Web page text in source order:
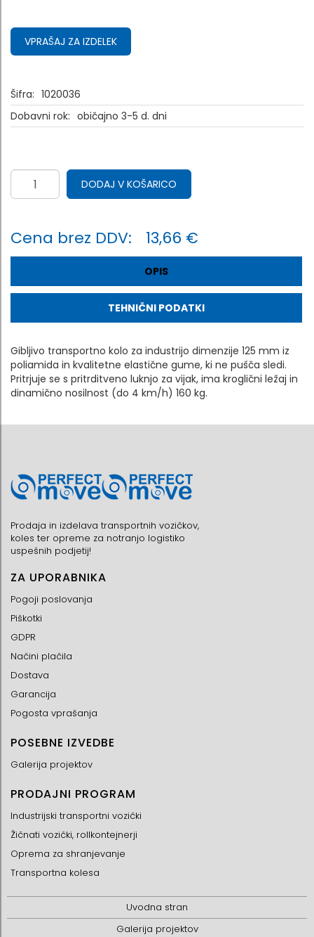
VPRAŠAJ ZA IZDELEK
Šifra: 1020036
Dobavni rok: običajno 3-5 d. dni
DODAJ V KOŠARICO
Cena brez DDV: 13,66 €
OPIS
TEHNIČNI PODATKI
Gibljivo transportno kolo za industrijo dimenzije 125 mm iz
poliamida in kvalitetne elastične gume, ki ne pušča sledi.
Pritrjuje se s pritrditveno luknjo za vijak, ima kroglični ležaj in
dinamično nosilnost (do 4 km/h) 160 kg.
Prodaja in izdelava transportnih vozičkov,
koles ter opreme za notranjo logistiko
uspešnih podjetij!
ZA UPORABNIKA
Pogoji poslovanja
Piškotki
GDPR
Načini plačila
Dostava
Garancija
Pogosta vprašanja
POSEBNE IZVEDBE
Galerija projektov
PRODAJNI PROGRAM
Industrijski transportni vozički
Žičnati vozički, rollkontejnerji
Oprema za shranjevanje
Transportna kolesa
Uvodna stran
Galerija projektov